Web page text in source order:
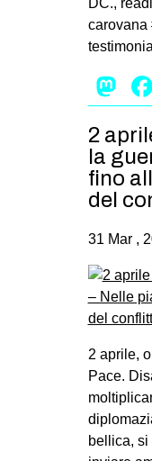
DC.,
carovana
2
la
fino
del
31 Mar ,
2 aprile,
Pace.
bellica,